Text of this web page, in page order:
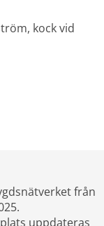
kock vid
från
uppdateras